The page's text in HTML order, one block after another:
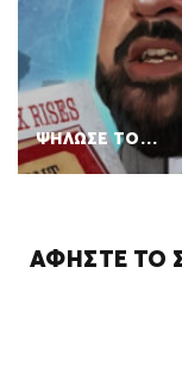
ΨΗΛΩΣΕ ΤΟ…
ΑΦΉΣΤΕ ΤΟ